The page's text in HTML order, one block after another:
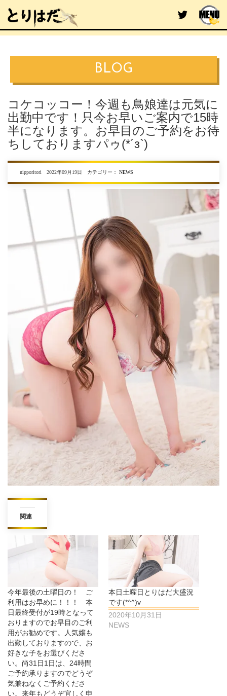
BLOG
コケコッコー！今週も鳥娘達は元気に
出勤中です！只今お早いご案内で15時
半になります。お早目のご予約をお待
ちしておりますパゥ(*´з`)
nipporitori 2022年09月19日 カテゴリー： NEWS
関連
今年最後の土曜日の！ ご
利用はお早めに！！！ 本
日最終受付が19時となって
おりますのでお早目のご利
用がお勧めです。人気嬢も
出勤しておりますので、お
好きな子をお選びくださ
い。尚31日1日は、24時間
ご予約承りますのでどうぞ
気兼ねなくご予約くださ
い。来年もどうぞ宜しく申
本日土曜日とりはだ大盛況
です(*^^)v
2020年10月31日
NEWS